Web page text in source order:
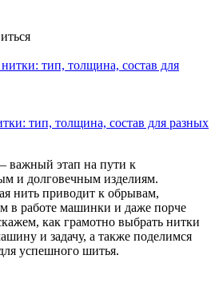
тип, толщина, состав для разных
этап на пути к
и долговечным изделиям.
нить приводит к обрывам,
в работе машинки и даже порче
как грамотно выбрать нитки
и задачу, а также поделимся
успешного шитья.